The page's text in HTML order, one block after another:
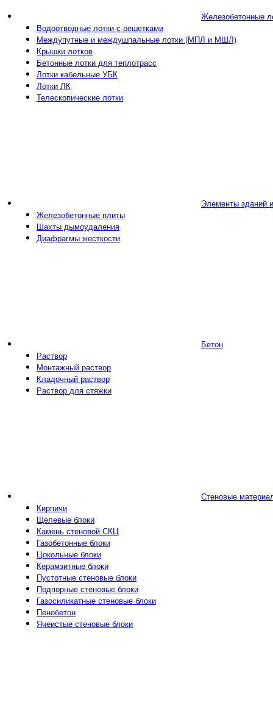
Железобетонные
Водоотводные лотки с решетками
Междупутные и междушпальные лотки (МПЛ и МШЛ)
Крышки лотков
Бетонные лотки для теплотрасс
Лотки кабельные УБК
Лотки ЛК
Телескопические лотки
Элементы зданий
Железобетонные плиты
Шахты дымоудаления
Диафрагмы жесткости
Бетон
Раствор
Монтажный раствор
Кладочный раствор
Раствор для стяжки
Стеновые
Кирпичи
Щелевые блоки
Камень стеновой СКЦ
Газобетонные блоки
Цокольные блоки
Керамзитные блоки
Пустотные стеновые блоки
Подпорные стеновые блоки
Газосиликатные стеновые блоки
Пенобетон
Ячеистые стеновые блоки